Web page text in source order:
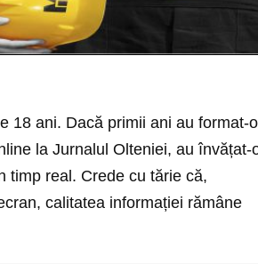
18 ani. Dacă primii ani au format-o
la Jurnalul Olteniei, au învățat-
timp real. Crede cu tărie că,
calitatea informației rămâne